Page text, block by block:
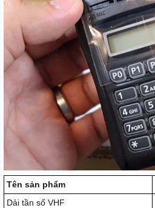
Tên sản phẩm
Dải tần số VHF